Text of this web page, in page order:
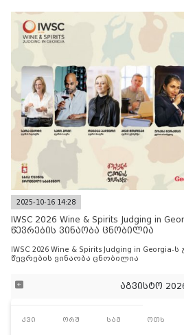
2025-10-16 14:28
IWSC 2026 Wine & Spirits Judging in
წევრების ვინაობა ცნობილია
IWSC 2026 Wine & Spirits Judging in
წევრების ვინაობა ცნობილია
აგვისტო
კვი ორშ სამ ოთხ